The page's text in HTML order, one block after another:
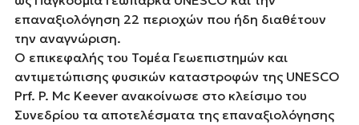
επαναξιολόγηση 22 περιοχών που ήδη διαθέτουν
την αναγνώριση.
O επικεφαλής του Τομέα Γεωεπιστημών και
αντιμετώπισης φυσικών καταστροφών της UNESCO
Prf. P. Mc Keever ανακοίνωσε στο κλείσιμο του
Συνεδρίου τα αποτελέσματα της επαναξιολόγησης